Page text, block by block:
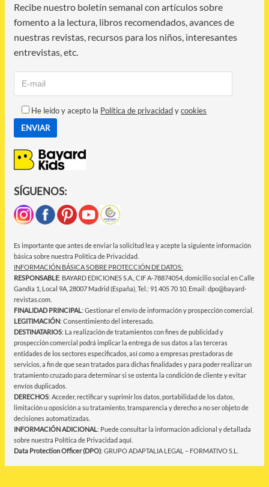
Recibe nuestro boletín semanal con artículos sobre
fomento a la lectura, libros recomendados, avances de
nuestras revistas, recursos para los niños, interesantes
entrevistas, etc.
He leído y acepto la Política de privacidadycookies
SÍGUENOS:
Es importante que antes de enviar la solicitud lea y acepte la siguiente información
básica sobre nuestra Política de Privacidad.
INFORMACIÓN BÁSICA SOBRE PROTECCIÓN DE DATOS:
RESPONSABLE: BAYARD EDICIONES S.A., CIF A-78874054, domicilio social en Calle
Gandía 1, Local 9A, 28007 Madrid (España), Tel.: 91 405 70 10, Email: dpo@bayard-
revistas.com.
FINALIDAD PRINCIPAL: Gestionar el envío de información y prospección comercial.
LEGITIMACIÓN: Consentimiento del interesado.
DESTINATARIOS: La realización de tratamientos con fines de publicidad y
prospección comercial podrá implicar la entrega de sus datos a las terceras
entidades de los sectores especificados, así como a empresas prestadoras de
servicios, a fin de que sean tratados para dichas finalidades y para poder realizar un
tratamiento cruzado para determinar si se ostenta la condición de cliente y evitar
envíos duplicados.
DERECHOS: Acceder, rectificar y suprimir los datos, portabilidad de los datos,
limitación u oposición a su tratamiento, transparencia y derecho a no ser objeto de
decisiones automatizadas.
INFORMACIÓN ADICIONAL: Puede consultar la información adicional y detallada
sobre nuestra Política de Privacidadaquí
Data Protection Officer (DPO): GRUPO ADAPTALIA LEGAL – FORMATIVO S.L.